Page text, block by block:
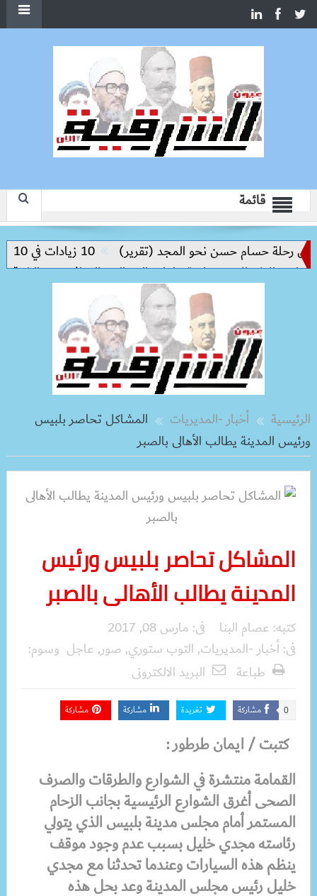
قائمة
رحلة حسام حسن نحو المجد (تقرير)
10 زيادات في 10 سنوات.. هل حان الوقت لرفع دعم البنزين نهائيا؟
ومتابعة ملفات التصالح والمرافق
الشرقية تواصل
الرئيسية أخبار -المديريات
المشاكل تحاصر بلبيس
ورئيس المدينة يطالب الأهالى بالصبر
المشاكل تحاصر بلبيس ورئيس
المدينة يطالب الأهالى بالصبر
كتبه: عصام البنا فى: مارس 08, 2017
فى:أخبار -المديريات, التوب ستوري, صور, عاجل وسوم:
طباعة
البريد الالكترونى
مشاركة 0 تغريدة مشاركة مشاركة
كتبت / ايمان طرطور :
القمامة منتشرة في الشوارع والطرقات والصرف
الصحى أغرق الشوارع الرئيسية بجانب الزحام
المستمر أمام مجلس مدينة بلبيس الذي يتولي
رئاسته مجدي خليل بسبب عدم وجود موقف
ينظم هذه السيارات وعندما تحدثنا مع مجدي
خليل رئيس مجلس المدينة وعد بحل هذه